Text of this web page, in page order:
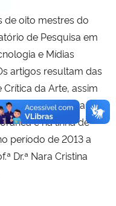
Comunicações
Humanos
de oito mestres do
de Pesquisa em
e Mídias
artigos resultam das
da Arte, assim
na área de
e na linha de
período de 2013 a
Dr.ª Nara Cristina